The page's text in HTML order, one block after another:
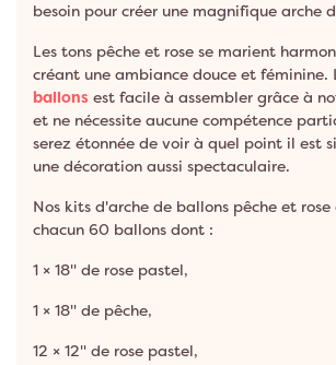
besoin pour créer une magnifique arche
Les tons pêche et rose se marient
créant une ambiance douce et féminine.
ballons est facile à assembler grâce à
et ne nécessite aucune compétence
serez étonnée de voir à quel point il est
une décoration aussi spectaculaire.
Nos kits d'arche de ballons pêche et
chacun 60 ballons dont :
1 × 18" de rose pastel,
1 × 18" de pêche,
12 × 12" de rose pastel,